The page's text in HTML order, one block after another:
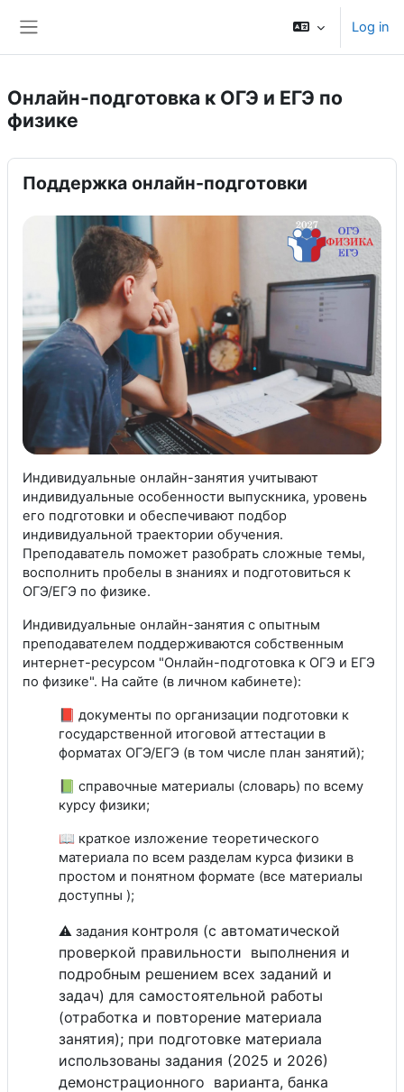
Log in
Онлайн-подготовка к ОГЭ и ЕГЭ по
физике
Поддержка онлайн-подготовки
Индивидуальные онлайн-занятия учитывают
индивидуальные особенности выпускника, уровень
его подготовки и обеспечивают подбор
индивидуальной траектории обучения.
Преподаватель поможет разобрать сложные темы,
восполнить пробелы в знаниях и подготовиться к
ОГЭ/ЕГЭ по физике.
Индивидуальные онлайн-занятия с опытным
преподавателем поддерживаются собственным
интернет-ресурсом "Онлайн-подготовка к ОГЭ и ЕГЭ
по физике". На сайте (в личном кабинете):
📕 документы по организации подготовки к
государственной итоговой аттестации в
форматах ОГЭ/ЕГЭ (в том числе план занятий);
📗 справочные материалы (словарь) по всему
курсу физики;
📖 краткое изложение теоретического
материала по всем разделам курса физики в
простом и понятном формате (все материалы
доступны );
⚠️ задания контроля (с автоматической
проверкой правильности выполнения и
подробным решением всех заданий и
задач) для самостоятельной работы
(отработка и повторение материала
занятия); при подготовке материала
использованы задания (2025 и 2026)
демонстрационного варианта, банка